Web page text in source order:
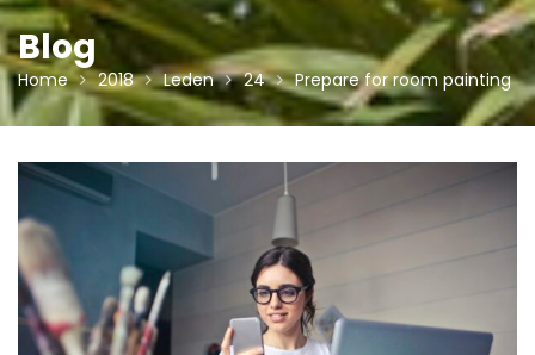
Blog
Home 2018 Leden 24 Prepare for room painting